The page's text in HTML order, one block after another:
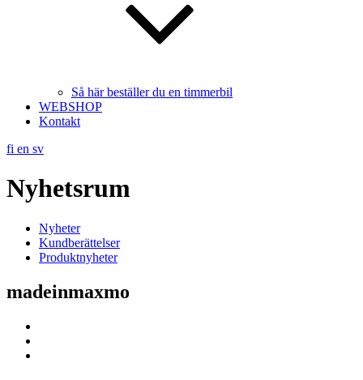
Så här beställer du en timmerbil
WEBSHOP
Kontakt
fi en sv
Nyhetsrum
Nyheter
Kundberättelser
Produktnyheter
madeinmaxmo